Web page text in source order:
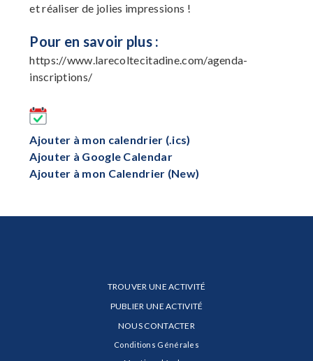
et réaliser de jolies impressions !
Pour en savoir plus :
https://www.larecoltecitadine.com/agenda-
inscriptions/
Ajouter à mon calendrier (.ics)
Ajouter à Google Calendar
Ajouter à mon Calendrier (New)
TROUVER UNE ACTIVITÉ
PUBLIER UNE ACTIVITÉ
NOUS CONTACTER
Conditions Générales